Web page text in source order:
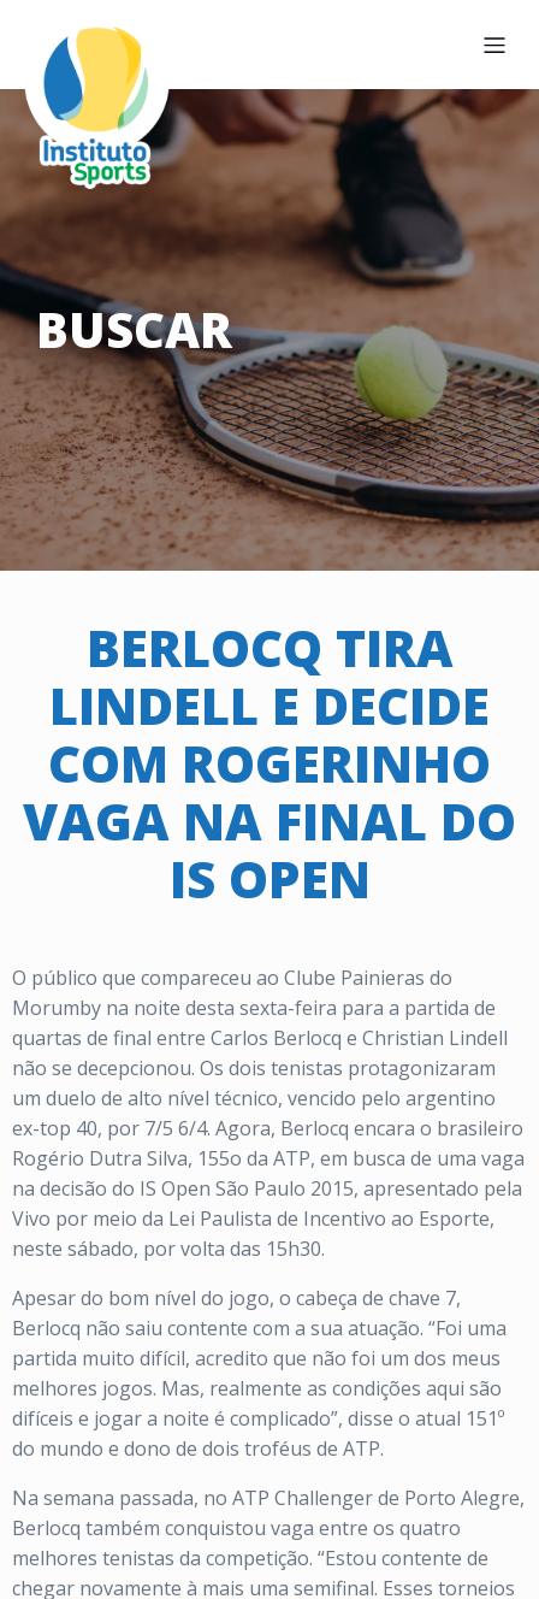
BUSCAR
BERLOCQ TIRA
LINDELL E DECIDE
COM ROGERINHO
VAGA NA FINAL DO
IS OPEN
O público que compareceu ao Clube Painieras do
Morumby na noite desta sexta-feira para a partida de
quartas de final entre Carlos Berlocq e Christian Lindell
não se decepcionou. Os dois tenistas protagonizaram
um duelo de alto nível técnico, vencido pelo argentino
ex-top 40, por 7/5 6/4. Agora, Berlocq encara o brasileiro
Rogério Dutra Silva, 155o da ATP, em busca de uma vaga
na decisão do IS Open São Paulo 2015, apresentado pela
Vivo por meio da Lei Paulista de Incentivo ao Esporte,
neste sábado, por volta das 15h30.
Apesar do bom nível do jogo, o cabeça de chave 7,
Berlocq não saiu contente com a sua atuação. “Foi uma
partida muito difícil, acredito que não foi um dos meus
melhores jogos. Mas, realmente as condições aqui são
difíceis e jogar a noite é complicado”, disse o atual 151º
do mundo e dono de dois troféus de ATP.
Na semana passada, no ATP Challenger de Porto Alegre,
Berlocq também conquistou vaga entre os quatro
melhores tenistas da competição. “Estou contente de
chegar novamente à mais uma semifinal. Esses torneios